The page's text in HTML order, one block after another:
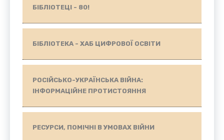
БІБЛІОТЕЦІ - 80!
БІБЛІОТЕКА - ХАБ ЦИФРОВОЇ ОСВІТИ
РОСІЙСЬКО-УКРАЇНСЬКА ВІЙНА:
ІНФОРМАЦІЙНЕ ПРОТИСТОЯННЯ
РЕСУРСИ, ПОМІЧНІ В УМОВАХ ВІЙНИ